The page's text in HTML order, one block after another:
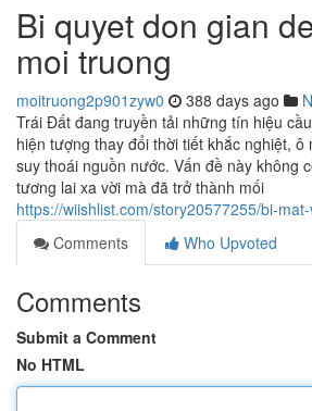
Bi quyet don gian
moi truong
moitruong2p901zyw0 388 days ago
Trái Đất đang truyền tải những tín hiệu
hiện tượng thay đổi thời tiết khắc nghiệt,
suy thoái nguồn nước. Vấn đề này không
tương lai xa vời mà đã trở thành mối
https://wiishlist.com/story20577255/bi-
Comments
Who Upvoted
Comments
Submit a Comment
No HTML